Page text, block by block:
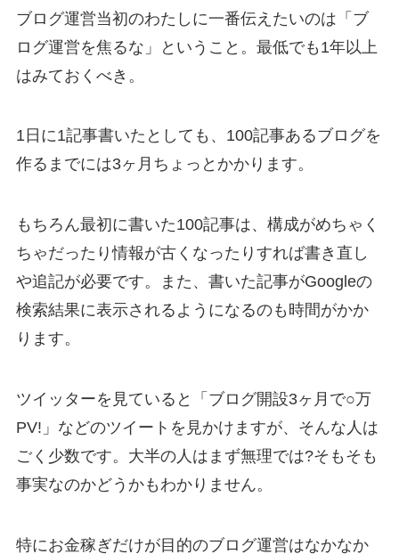
ブログ運営当初のわたしに一番伝えたいのは「ブ
ログ運営を焦るな」ということ。最低でも1年以上
はみておくべき。
1日に1記事書いたとしても、100記事あるブログを
作るまでには3ヶ月ちょっとかかります。
もちろん最初に書いた100記事は、構成がめちゃく
ちゃだったり情報が古くなったりすれば書き直し
や追記が必要です。また、書いた記事がGoogleの
検索結果に表示されるようになるのも時間がかか
ります。
ツイッターを見ていると「ブログ開設3ヶ月で○万
PV!」などのツイートを見かけますが、そんな人は
ごく少数です。大半の人はまず無理では?そもそも
事実なのかどうかもわかりません。
特にお金稼ぎだけが目的のブログ運営はなかなか